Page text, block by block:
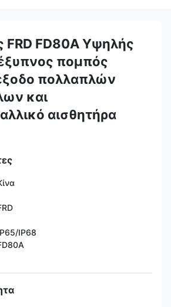
FRD FD80A Υψηλής
πομπός
πολλαπλών
και
αισθητήρα
IP68